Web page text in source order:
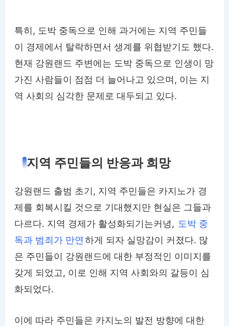
특히, 도박 중독으로 인해 과거에는 지역 주민들
이 경제에서 탈락하면서 생계를 위협받기도 했다.
현재 강원랜드 주변에는 도박 중독으로 인생이 망
가진 사람들이 점점 더 늘어나고 있으며, 이는 지
역 사회의 심각한 문제로 대두되고 있다.
지역 주민들의 반응과 희망
강원랜드 출범 초기, 지역 주민들은 카지노가 경
제를 회복시킬 것으로 기대했지만 현실은 그들과
다르다. 지역 경제가 활성화되기는커녕, 도박 중
독과 범죄가 만연 하게 되자 실망감이 커졌다. 많
은 주민들이 강원랜드에 대한 부정적인 이미지를
갖게 되었고, 이로 인해 지역 사회와의 갈등이 심
화되었다.
이에 따라 주민들은 카지노의 발전 방향에 대한